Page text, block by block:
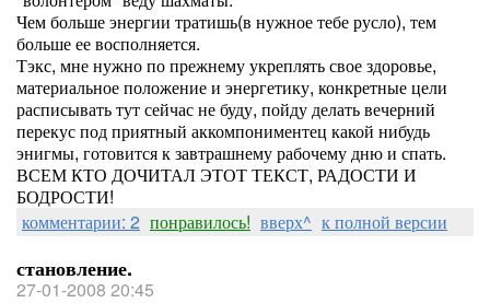
Чем больше энергии тратишь(в нужное тебе русло), тем
больше ее восполняется.
Тэкс, мне нужно по прежнему укреплять свое здоровье,
материальное положение и энергетику, конкретные цели
расписывать тут сейчас не буду, пойду делать вечерний
перекус под приятный аккомпониментец какой нибудь
энигмы, готовится к завтрашнему рабочему дню и спать.
ВСЕМ КТО ДОЧИТАЛ ЭТОТ ТЕКСТ, РАДОСТИ И
БОДРОСТИ!
комментарии: 2 понравилось! вверх^ к полной версии
становление.
27-01-2008 20:45